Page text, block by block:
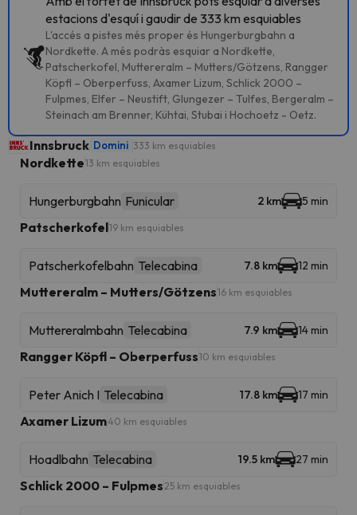
estacions d'esquí i gaudir de 333 km esquiables
L'accés a pistes més proper és Hungerburgbahn a
Nordkette. A més podràs esquiar a Nordkette,
Patscherkofel, Muttereralm – Mutters/Götzens, Rangger
Köpfl – Oberperfuss, Axamer Lizum, Schlick 2000 –
Fulpmes, Elfer – Neustift, Glungezer – Tulfes, Bergeralm –
Steinach am Brenner, Kühtai, Stubai i Hochoetz - Oetz.
Innsbruck Domini 333 km esquiables
Nordkette13 km esquiables
Hungerburgbahn Funicular 2 km 5 min
Patscherkofel19 km esquiables
Patscherkofelbahn Telecabina 7.8 km 12 min
Muttereralm – Mutters/Götzens16 km esquiables
Muttereralmbahn Telecabina 7.9 km 14 min
Rangger Köpfl – Oberperfuss10 km esquiables
Peter Anich I Telecabina 17.8 km 17 min
Axamer Lizum40 km esquiables
Hoadlbahn Telecabina 19.5 km 27 min
Schlick 2000 – Fulpmes 25 km esquiables